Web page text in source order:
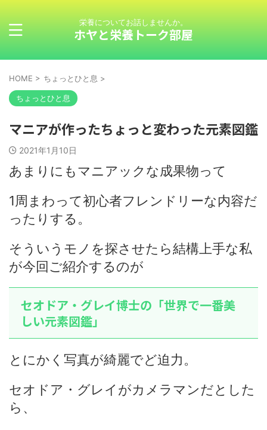
栄養についてお話しませんか。
ホヤと栄養トーク部屋
HOME > ちょっとひと息 >
ちょっとひと息
マニアが作ったちょっと変わった元素図鑑
2021年1月10日
あまりにもマニアックな成果物って
1周まわって初心者フレンドリーな内容だ
ったりする。
そういうモノを探させたら結構上手な私
が今回ご紹介するのが
セオドア・グレイ博士の「世界で一番美
しい元素図鑑」
とにかく写真が綺麗でど迫力。
セオドア・グレイがカメラマンだとした
ら、